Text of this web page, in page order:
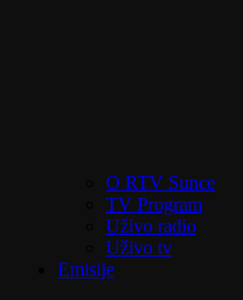
O RTV Sunce
TV Program
Uživo radio
Uživo tv
Emisije